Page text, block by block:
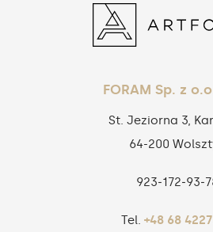
FORAM Sp. z
St. Jeziorna 3,
64-200
Tel. +48 68